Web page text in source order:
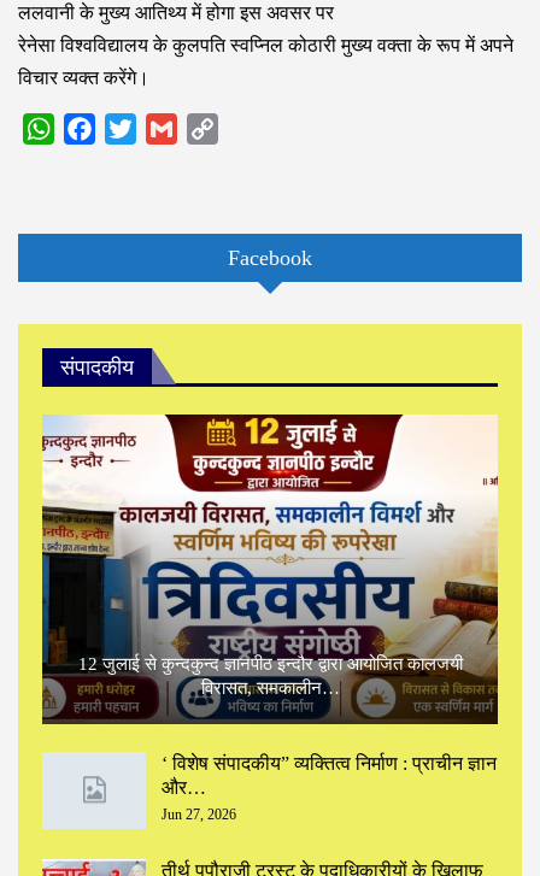
ललवानी के मुख्य आतिथ्य में होगा इस अवसर पर
रेनेसा विश्वविद्यालय के कुलपति स्वप्निल कोठारी मुख्य वक्ता के रूप में अपने
विचार व्यक्त करेंगे।
WhatsAppFacebook
Twitter Gmail
Facebook
संपादकीय
12 जुलाई से कुन्दकुन्द ज्ञानपीठ इन्दौर द्वारा आयोजित कालजयी
विरासत, समकालीन…
‘ विशेष संपादकीय” ‌व्यक्तित्व निर्माण : प्राचीन ज्ञान
और…
Jun 27, 2026
तीर्थ पपौराजी ट्रस्ट के पदाधिकारीयों के खिलाफ